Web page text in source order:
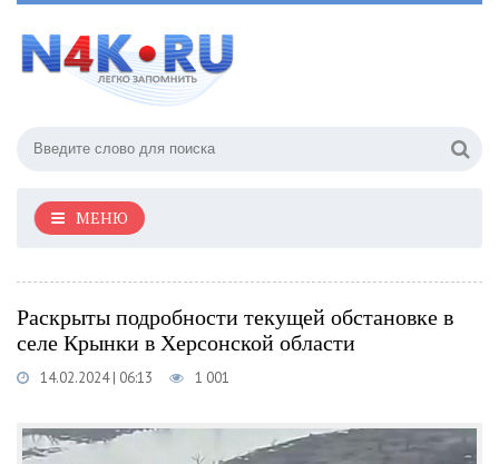
МЕНЮ
Раскрыты подробности текущей обстановке в
селе Крынки в Херсонской области
14.02.2024 | 06:13 1 001